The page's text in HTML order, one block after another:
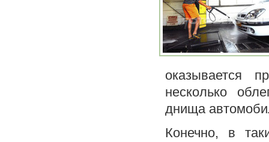
оказывается
несколько
днища
Конечно, в